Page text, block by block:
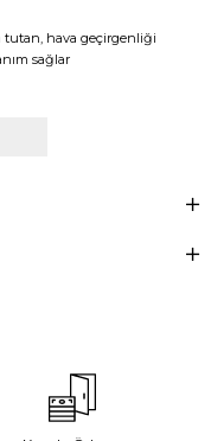
tutan, hava geçirgenliği
sağlar